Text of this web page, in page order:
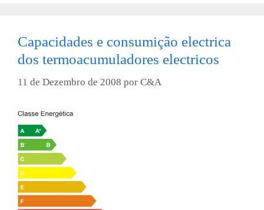
Capacidades e consumição electrica
dos termoacumuladores electricos
11 de Dezembro de 2008 por C&A